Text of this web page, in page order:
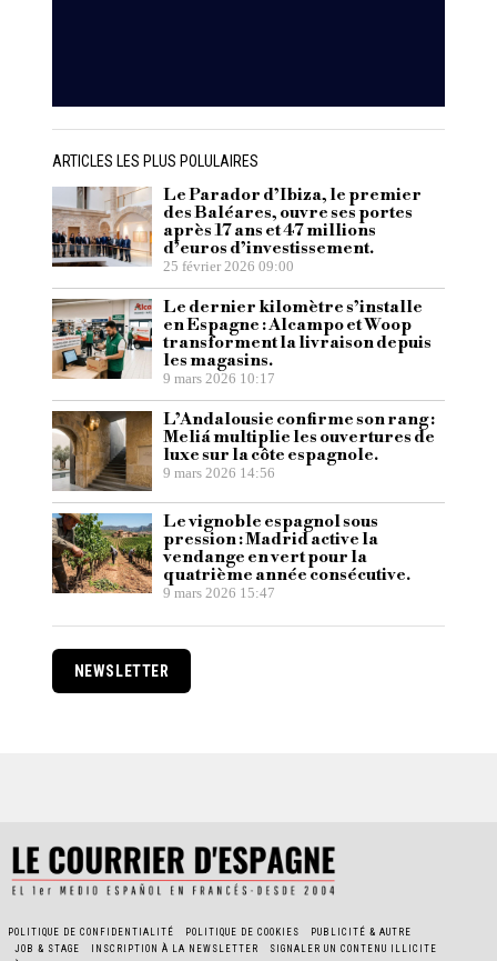
ARTICLES LES PLUS POLULAIRES
Le Parador d’Ibiza, le premier
des Baléares, ouvre ses portes
après 17 ans et 47 millions
d’euros d’investissement.
25 février 2026 09:00
Le dernier kilomètre s’installe
en Espagne : Alcampo et Woop
transforment la livraison depuis
les magasins.
9 mars 2026 10:17
L’Andalousie confirme son rang :
Meliá multiplie les ouvertures de
luxe sur la côte espagnole.
9 mars 2026 14:56
Le vignoble espagnol sous
pression : Madrid active la
vendange en vert pour la
quatrième année consécutive.
9 mars 2026 15:47
NEWSLETTER
POLITIQUE DE CONFIDENTIALITÉ POLITIQUE DE COOKIES
PUBLICITÉ & AUTRE
JOB & STAGE
INSCRIPTION À LA NEWSLETTER
SIGNALER UN CONTENU ILLICITE